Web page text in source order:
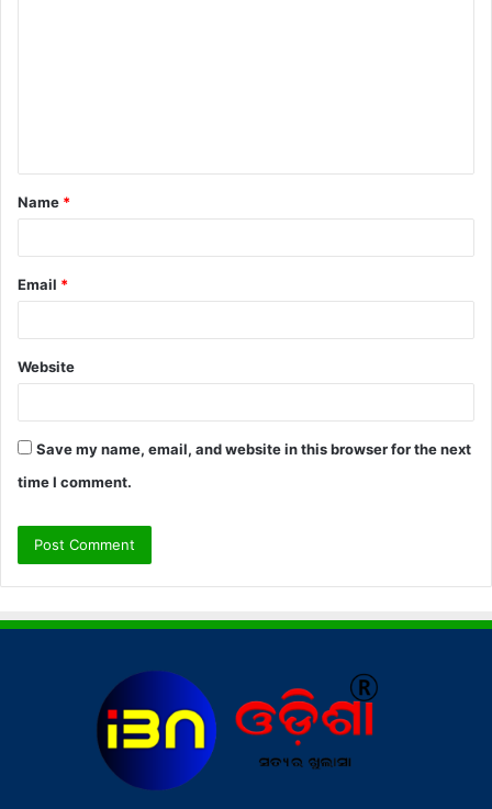
t
*
Name *
Email *
Website
Save my name, email, and website in this browser for the next
time I comment.